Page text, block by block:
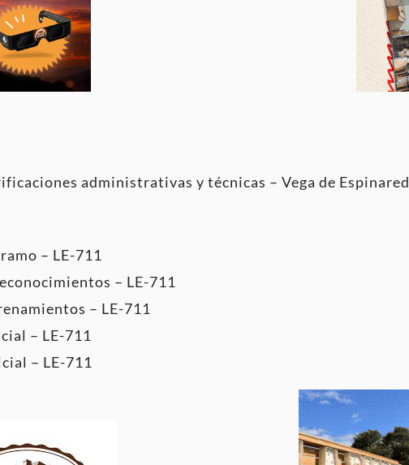
administrativas y técnicas – Vega de
– LE-711
– LE-711
– LE-711
– LE-711
– LE-711